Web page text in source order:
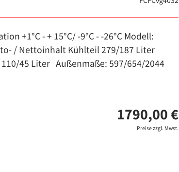
+1°C - + 15°C/ -9°C - -26°C Modell:
/ Nettoinhalt Kühlteil 279/187 Liter
45 Liter Außenmaße: 597/654/2044
1790,00 €
Preise zzgl. Mwst.